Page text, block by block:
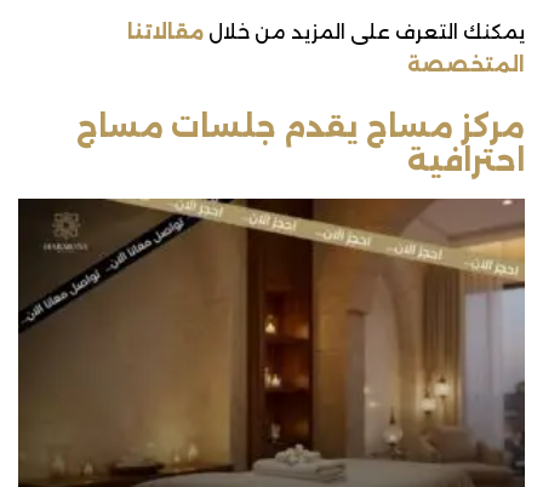
يمكنك التعرف على المزيد من خلال مقالاتنا
المتخصصة
مركز مساج يقدم جلسات مساج
احترافية